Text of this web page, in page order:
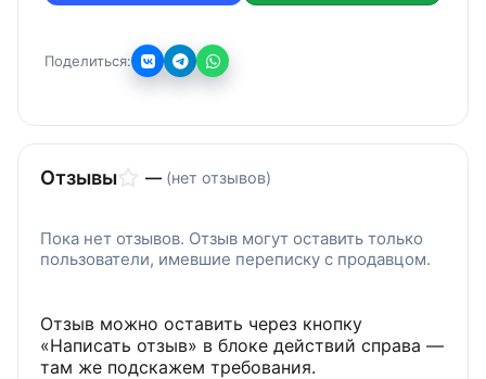
Поделиться:
Отзывы — (нет отзывов)
Пока нет отзывов. Отзыв могут оставить только
пользователи, имевшие переписку с продавцом.
Отзыв можно оставить через кнопку
«Написать отзыв» в блоке действий справа —
там же подскажем требования.